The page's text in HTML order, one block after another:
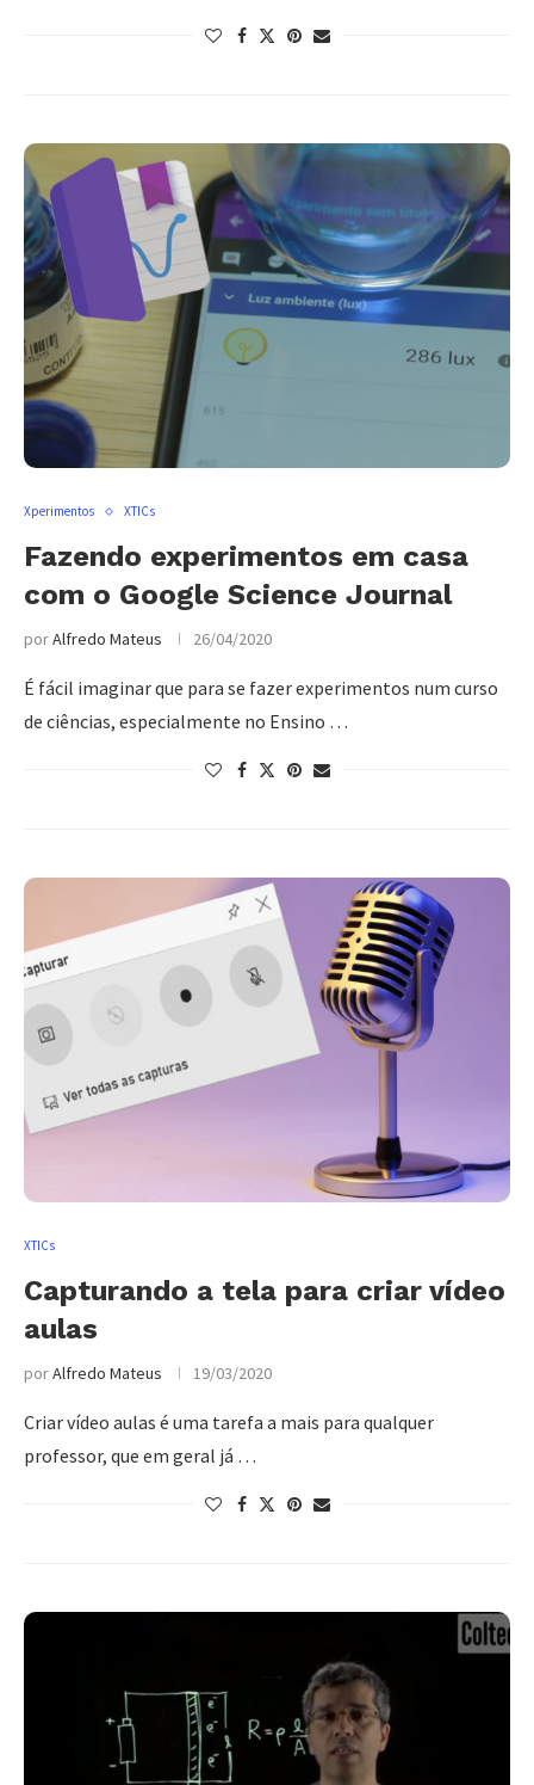
Xperimentos XTICs
Fazendo experimentos em casa
com o Google Science Journal
porAlfredo Mateus 26/04/2020
É fácil imaginar que para se fazer experimentos num curso
de ciências, especialmente no Ensino …
XTICs
Capturando a tela para criar vídeo
aulas
porAlfredo Mateus 19/03/2020
Criar vídeo aulas é uma tarefa a mais para qualquer
professor, que em geral já …